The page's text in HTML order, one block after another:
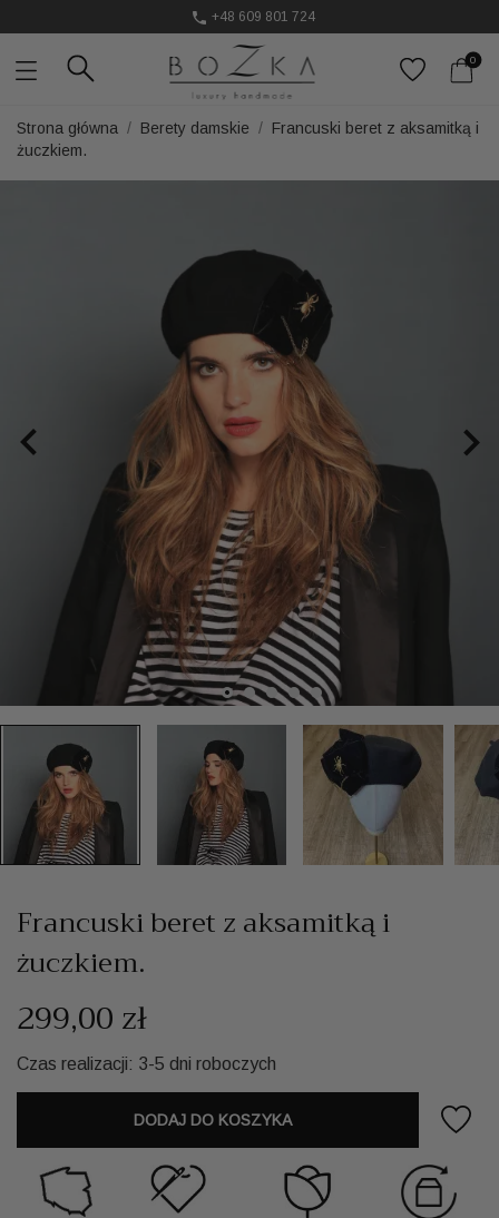
Ozdoby do włosów, które podkręcają stylizację
Powstają w Polsce z dużym udziałem pracy ręcznej
Twój znak rozpoznawczy. Nie kolejny dodatek
0
Strona główna Berety damskie
Francuski beret z aksamitką i
żuczkiem.
 
Francuski beret z aksamitką i
żuczkiem.
299,00 zł
Czas realizacji: 3-5 dni roboczych
DODAJ DO KOSZYKA